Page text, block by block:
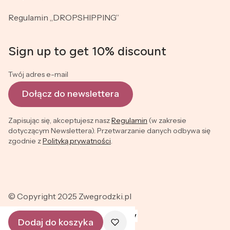
Regulamin „DROPSHIPPING”
Sign up to get 10% discount
Twój adres e-mail
Dołącz do newslettera
Zapisując się, akceptujesz naszRegulamin (w zakresie
dotyczącym Newslettera). Przetwarzanie danych odbywa się
zgodnie zPolityką prywatności
© Copyright 2025 Zwegrodzki.pl
Dodaj do koszyka